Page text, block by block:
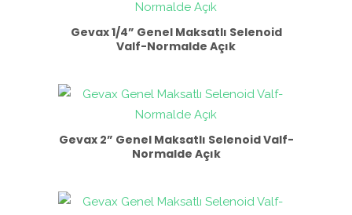
Gevax 1/4” Genel Maksatlı Selenoid
Valf-Normalde Açık
Gevax 2” Genel Maksatlı Selenoid Valf-
Normalde Açık